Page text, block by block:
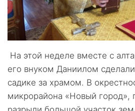
На этой неделе вместе с
его внуком Даниилом
садике за храмом. В
микрорайона «Новый город»,